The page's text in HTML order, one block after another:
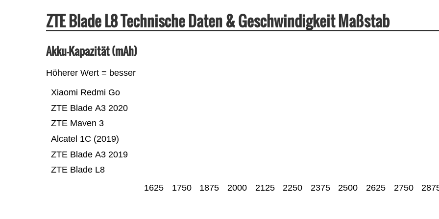
ZTE Blade L8 Technische Daten & Geschwindigkeit Maßstab
Akku-Kapazität (mAh)
Höherer Wert = besser
ZTE Blade L8
ZTE Blade A3 2019
Alcatel 1C (2019)
ZTE Maven 3
ZTE Blade A3 2020
Xiaomi Redmi Go
1625 1750 1875 2000 2125 2250 2375 2500 2625 2750